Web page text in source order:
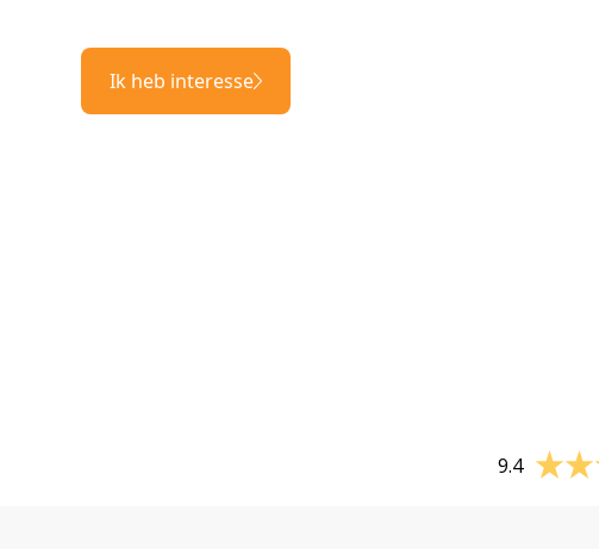
Ik heb interesse
9.4